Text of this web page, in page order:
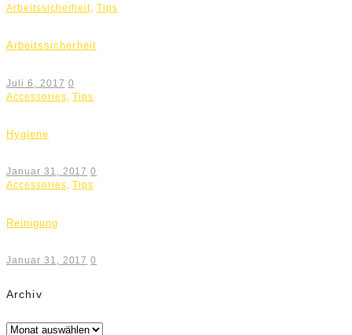
Arbeitssicherheit,Tips
Arbeitssicherheit
Juli 6, 2017 0
Accessories ,Tips
Hygiene
Januar 31, 2017 0
Accessories,Tips
Reinigung
Januar 31, 2017 0
Archiv
Archiv